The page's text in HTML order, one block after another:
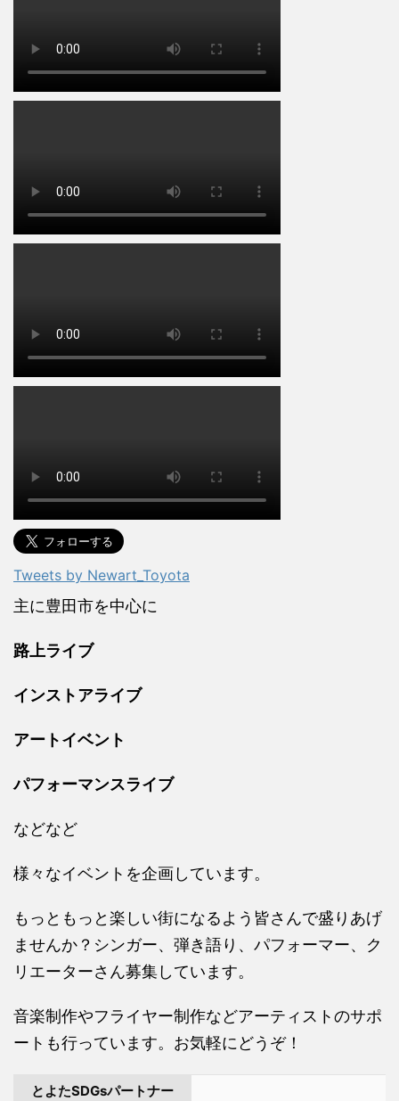
Tweets by Newart_Toyota
主に豊田市を中心に
路上ライブ
インストアライブ
アートイベント
パフォーマンスライブ
などなど
様々なイベントを企画しています。
もっともっと楽しい街になるよう皆さんで盛りあげ
ませんか？シンガー、弾き語り、パフォーマー、ク
リエーターさん募集しています。
音楽制作やフライヤー制作などアーティストのサポ
ートも行っています。お気軽にどうぞ！
とよたSDGsパートナー